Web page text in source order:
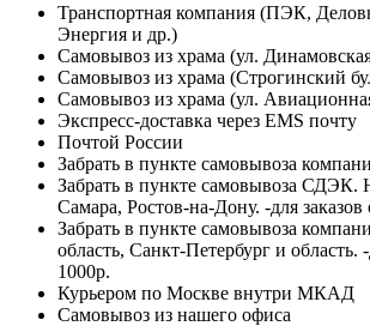
Транспортная компания (ПЭК,
Энергия и др.)
Самовывоз из храма (ул.
Самовывоз из храма (Строгинский
Самовывоз из храма (ул.
Экспресс-доставка через EMS почту
Почтой России
Забрать в пункте самовывоза
Забрать в пункте самовывоза СДЭК.
Самара, Ростов-на-Дону. -для заказов
Забрать в пункте самовывоза
область, Санкт-Петербург и область. -
1000р.
Курьером по Москве внутри МКАД
Самовывоз из нашего офиса